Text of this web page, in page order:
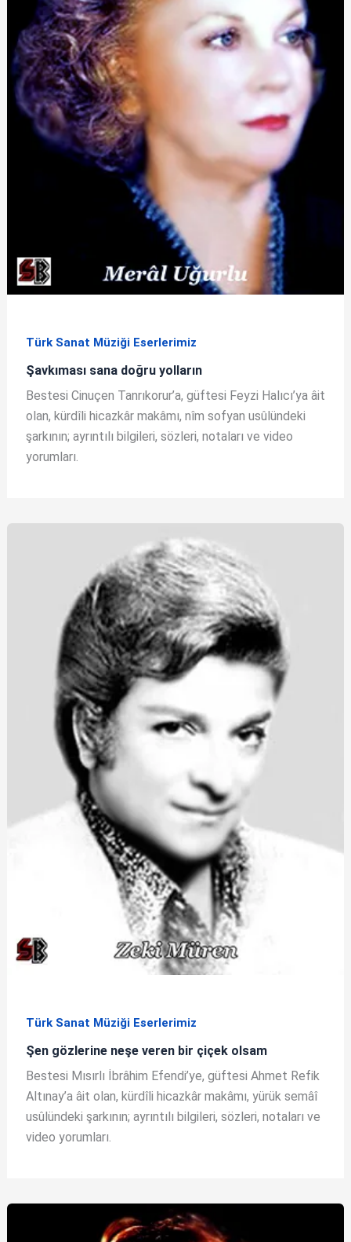
Türk Sanat Müziği Eserlerimiz
Şavkıması sana doğru yolların
Bestesi Cinuçen Tanrıkorur’a, güftesi Feyzi Halıcı’ya âit
olan, kürdîli hicazkâr makâmı, nîm sofyan usûlündeki
şarkının; ayrıntılı bilgileri, sözleri, notaları ve video
yorumları.
Türk Sanat Müziği Eserlerimiz
Şen gözlerine neşe veren bir çiçek olsam
Bestesi Mısırlı İbrâhim Efendi’ye, güftesi Ahmet Refik
Altınay’a âit olan, kürdîli hicazkâr makâmı, yürük semâî
usûlündeki şarkının; ayrıntılı bilgileri, sözleri, notaları ve
video yorumları.